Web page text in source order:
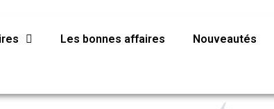
Les bonnes affaires Nouveautés